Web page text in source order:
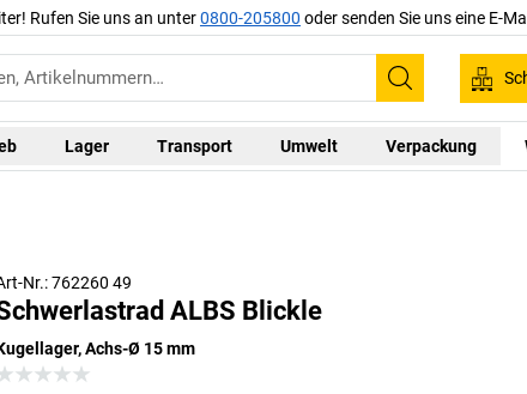
Rufen Sie uns an unter0800-205800 oder senden Sie uns eine E-
Suchen
Lager Transport Umwelt Verpackung
Nr.: 762260 49
ALBS Blickle
Achs-Ø 15 mm